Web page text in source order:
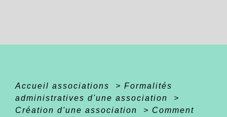
Accueil associations > Formalités
administratives d'une association
>
Création d'une association
> Comment